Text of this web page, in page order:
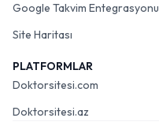
Google Takvim Entegrasyonu
Site Haritası
PLATFORMLAR
Doktorsitesi.com
Doktorsitesi.az